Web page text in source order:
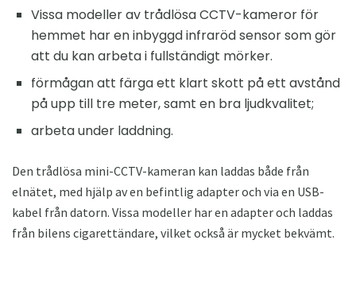
Vissa modeller av trådlösa CCTV-kameror för
hemmet har en inbyggd infraröd sensor som gör
att du kan arbeta i fullständigt mörker.
förmågan att färga ett klart skott på ett avstånd
på upp till tre meter, samt en bra ljudkvalitet;
arbeta under laddning.
Den trådlösa mini-CCTV-kameran kan laddas både från
elnätet, med hjälp av en befintlig adapter och via en USB-
kabel från datorn. Vissa modeller har en adapter och laddas
från bilens cigarettändare, vilket också är mycket bekvämt.